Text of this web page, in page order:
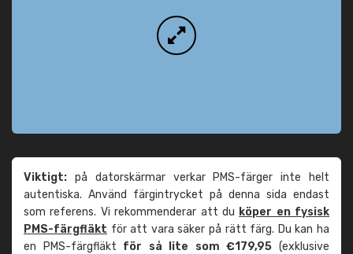
Viktigt: på datorskärmar verkar PMS-färger inte helt
autentiska. Använd färgintrycket på denna sida endast
som referens. Vi rekommenderar att du köper en fysisk
PMS-färgfläkt för att vara säker på rätt färg. Du kan ha
en PMS-färgfläkt för så lite som €179,95 (exklusive